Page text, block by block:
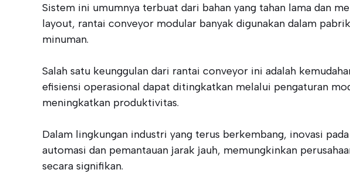
Sistem ini umumnya terbuat dari bahan yang tahan lama dan
layout, rantai conveyor modular banyak digunakan dalam
minuman.
Salah satu keunggulan dari rantai conveyor ini adalah
efisiensi operasional dapat ditingkatkan melalui pengaturan
meningkatkan produktivitas.
Dalam lingkungan industri yang terus berkembang, inovasi
automasi dan pemantauan jarak jauh, memungkinkan
secara signifikan.